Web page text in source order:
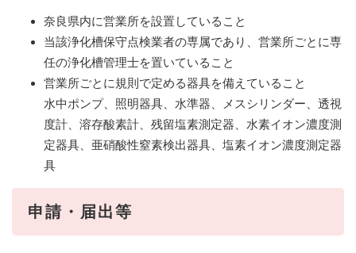
奈良県内に営業所を設置していること
当該浄化槽保守点検業者の専属であり、営業所ごとに専
任の浄化槽管理士を置いていること
営業所ごとに規則で定める器具を備えていること
水中ポンプ、照明器具、水準器、メスシリンダー、透視
度計、溶存酸素計、残留塩素測定器、水素イオン濃度測
定器具、亜硝酸性窒素検出器具、塩素イオン濃度測定器
具
申請・届出等